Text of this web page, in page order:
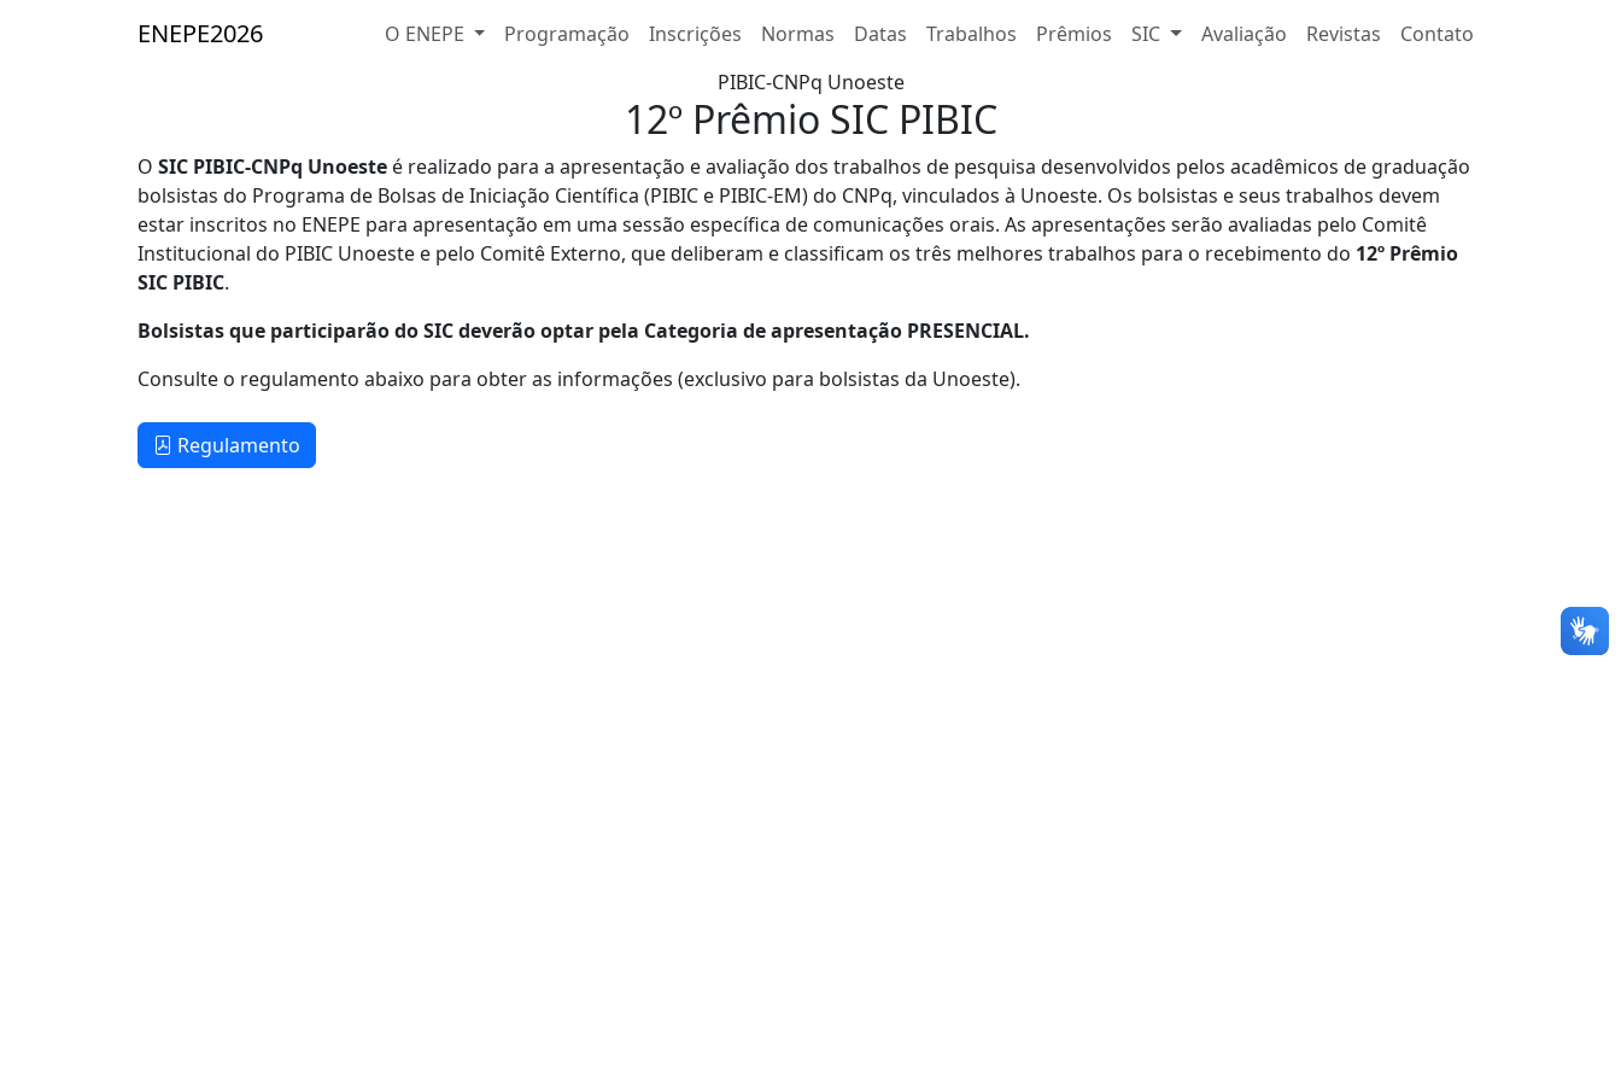
ENEPE2026 O ENEPE Programação Inscrições Normas Datas Trabalhos Prêmios SIC Avaliação Revistas
Contato
PIBIC-CNPq Unoeste
12º Prêmio SIC PIBIC
O SIC PIBIC-CNPq Unoeste é realizado para a apresentação e avaliação dos trabalhos de pesquisa desenvolvidos pelos acadêmicos de graduação
bolsistas do Programa de Bolsas de Iniciação Científica (PIBIC e PIBIC-EM) do CNPq, vinculados à Unoeste. Os bolsistas e seus trabalhos devem
estar inscritos no ENEPE para apresentação em uma sessão específica de comunicações orais. As apresentações serão avaliadas pelo Comitê
Institucional do PIBIC Unoeste e pelo Comitê Externo, que deliberam e classificam os três melhores trabalhos para o recebimento do 12º Prêmio
SIC PIBIC.
Bolsistas que participarão do SIC deverão optar pela Categoria de apresentação PRESENCIAL.
Consulte o regulamento abaixo para obter as informações (exclusivo para bolsistas da Unoeste).
Regulamento